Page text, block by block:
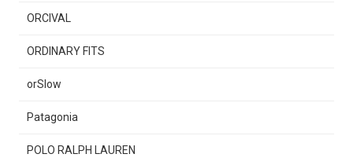
ORCIVAL
ORDINARY FITS
orSlow
Patagonia
POLO RALPH LAUREN